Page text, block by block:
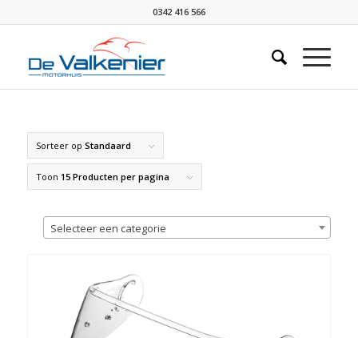
0342 416 566
Sorteer op Standaard
Toon 15 Producten per pagina
Selecteer een categorie